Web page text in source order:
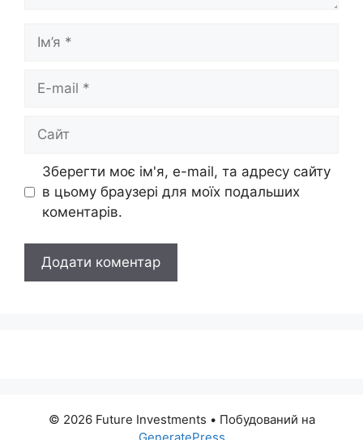
Ім’я
Сайт
Зберегти моє ім'я, e-mail, та адресу сайту
в цьому браузері для моїх подальших
коментарів.
© 2026 Future Investments • Побудований на
GeneratePress